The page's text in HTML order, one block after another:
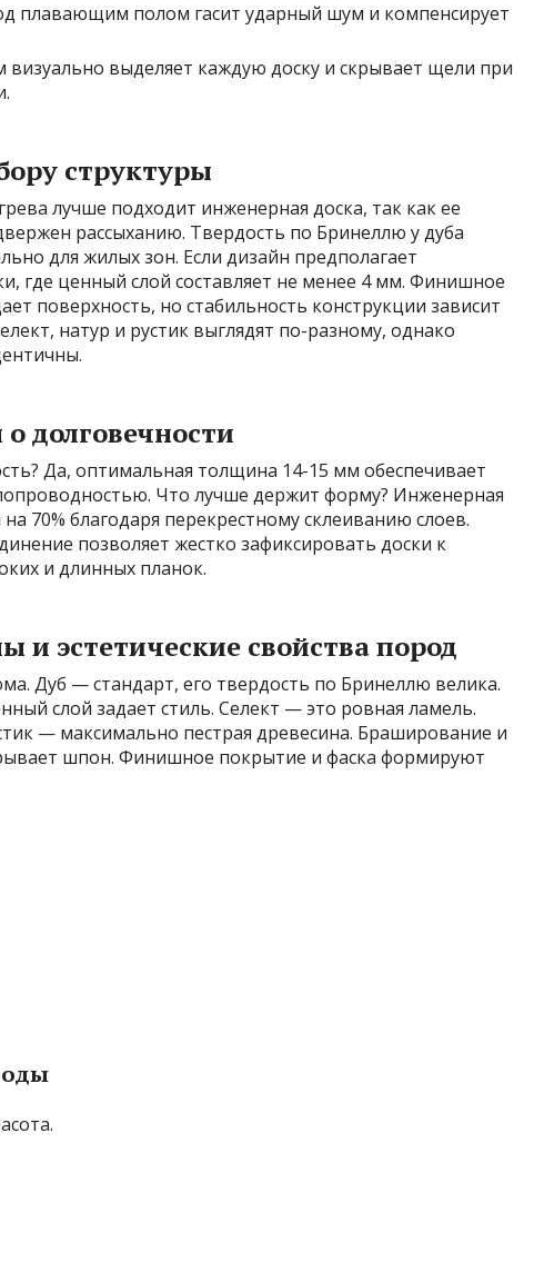
плавающим полом гасит ударный шум и компенсирует
визуально выделяет каждую доску и скрывает щели при
структуры
лучше подходит инженерная доска, так как ее
рассыханию. Твердость по Бринеллю у дуба
для жилых зон. Если дизайн предполагает
где ценный слой составляет не менее 4 мм. Финишное
поверхность, но стабильность конструкции зависит
натур и рустик выглядят по-разному, однако
долговечности
Да, оптимальная толщина 14-15 мм обеспечивает
Что лучше держит форму? Инженерная
70% благодаря перекрестному склеиванию слоев.
позволяет жестко зафиксировать доски к
и длинных планок.
и эстетические свойства пород
Дуб — стандарт, его твердость по Бринеллю велика.
слой задает стиль. Селект — это ровная ламель.
— максимально пестрая древесина. Браширование и
шпон. Финишное покрытие и фаска формируют